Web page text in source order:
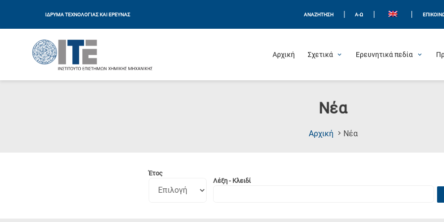
ΙΔΡΥΜΑ ΤΕΧΝΟΛΟΓΙΑΣ ΚΑΙ ΕΡΕΥΝΑΣ ΑΝΑΖΗΤΗΣΗ Α-Ω
Αρχική Σχετικά Ερευνητικά πεδία
Νέα
Αρχική Νέα(Current
Έτος
Λέξη - Κλειδί